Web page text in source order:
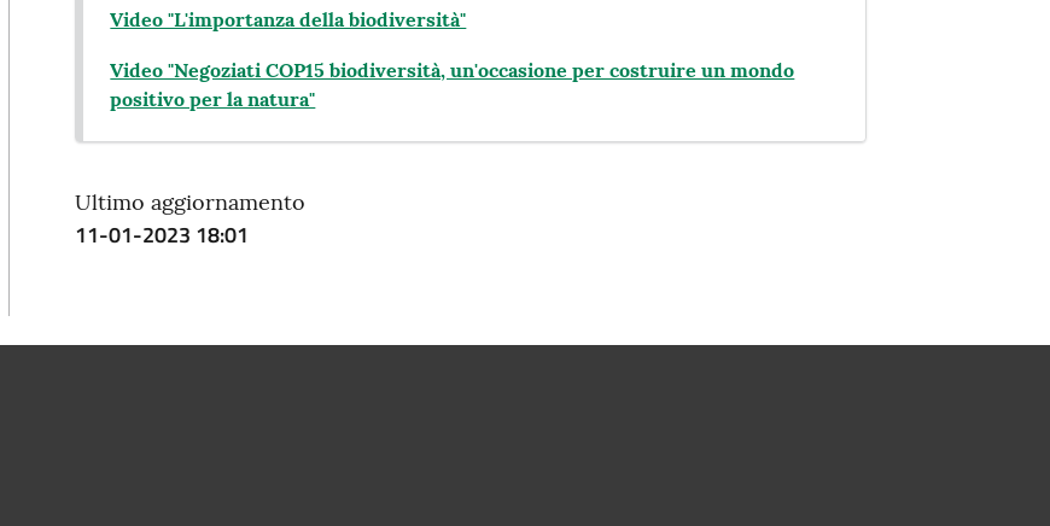
Video "L'importanza della biodiversità"
Video "Negoziati COP15 biodiversità, un'occasione per costruire un mondo
positivo per la natura"
Ultimo aggiornamento
11-01-2023 18:01